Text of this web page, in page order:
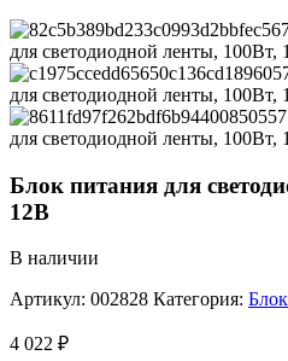
Блок питания для
12В
В наличии
Артикул: 002828 Категория:
4 022 ₽